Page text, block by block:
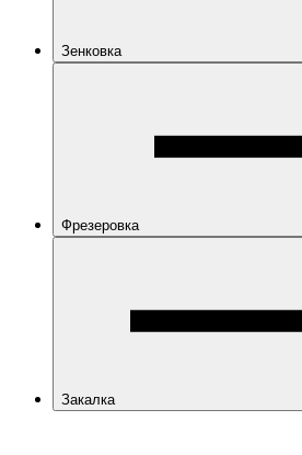
Зенковка
Фрезеровка
Закалка